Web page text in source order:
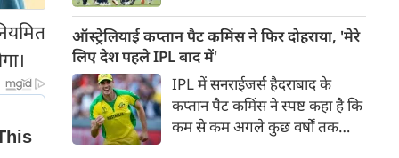
उसे हार का सामना करना पड़ा इसके
बाद अंतिम मैच वह जरूर जीती
लेकिन तब तक उसकी किस्मत
लखनऊ के हाथ लिखी गई थी।
ऑस्ट्रेलियाई कप्तान पैट कमिंस ने फिर दोहराया, 'मेरे
लिए देश पहले IPL बाद में'
IPL में सनराईजर्स हैदराबाद के
कप्तान पैट कमिंस ने स्पष्ट कहा है कि
कम से कम अगले कुछ वर्षों तक